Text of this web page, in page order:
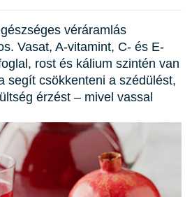
véráramlás
Vasat, A-vitamint, C- és E-
rost és kálium szintén van
segít csökkenteni a szédülést,
érzést – mivel vassal